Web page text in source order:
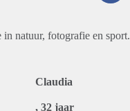
in natuur, fotografie en sport.
Claudia
, 32 jaar